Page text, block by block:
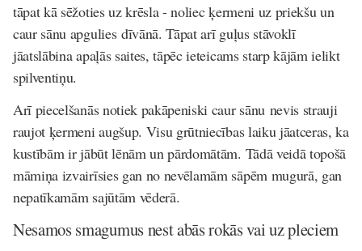
tāpat kā sēžoties uz krēsla - noliec ķermeni uz priekšu un
caur sānu apgulies dīvānā. Tāpat arī guļus stāvoklī
jāatslābina apaļās saites, tāpēc ieteicams starp kājām ielikt
spilventiņu.
Arī piecelšanās notiek pakāpeniski caur sānu nevis strauji
raujot ķermeni augšup. Visu grūtniecības laiku jāatceras, ka
kustībām ir jābūt lēnām un pārdomātām. Tādā veidā topošā
māmiņa izvairīsies gan no nevēlamām sāpēm mugurā, gan
nepatīkamām sajūtām vēderā.
Nesamos smagumus nest abās rokās vai uz pleciem